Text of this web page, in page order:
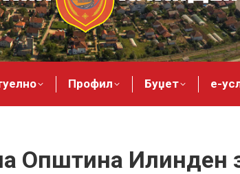
Профил Буџет е-
Општина Илинден